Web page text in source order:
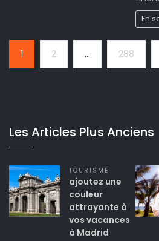
En
1 2 … 288
Les Articles Plus Anciens
TOURISME
ajoutez une
couleur
attrayante à
vos vacances
à Madrid